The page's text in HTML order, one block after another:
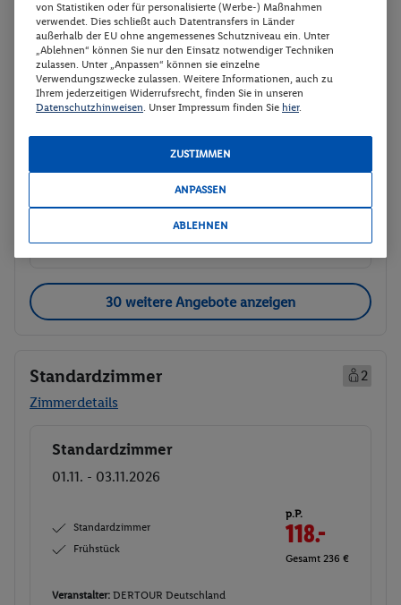
Buchen
Zimmer mit 2 Queensize-Betten -
Nichtraucher
17.01. - 19.01.2027
Zimmer mit 2 Queensize-Betten -
p.P.
113.
Gesamt 227 €
DERTOUR Deutschland
GmbH
Weitere Informationen des
Veranstalters
Buchen
30 weitere Angebote anzeigen
Standardzimmer
2
Zimmerdetails
Buchen
Standardzimmer
01.11. - 03.11.2026
Standardzimmer
Frühstück
p.P.
118.-
Gesamt 236 €
Veranstalter: DERTOUR Deutschland
von Statistiken oder für personalisierte (Werbe-) Maßnahmen
verwendet. Dies schließt auch Datentransfers in Länder
außerhalb der EU ohne angemessenes Schutzniveau ein. Unter
„Ablehnen“ können Sie nur den Einsatz notwendiger Techniken
zulassen. Unter „Anpassen“ können sie einzelne
Verwendungszwecke zulassen. Weitere Informationen, auch zu
Ihrem jederzeitigen Widerrufsrecht, finden Sie in unseren
Datenschutzhinweisen. Unser Impressum finden Sie hier.
ZUSTIMMEN
ANPASSEN
ABLEHNEN